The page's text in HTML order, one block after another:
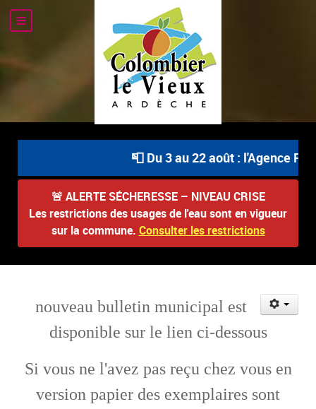
📮 Du 3 au 22 août : l'Agence
🚨 ALERTE SÉCHERESSE – NIVEAU CRISE
Les restrictions des usages de l'eau sont en vigueur
sur la commune. Consulter les restrictions
nouveau bulletin municipal est
disponible sur le lien ci-dessous
Si vous ne l'avez pas reçu chez vous en
version papier des exemplaires sont